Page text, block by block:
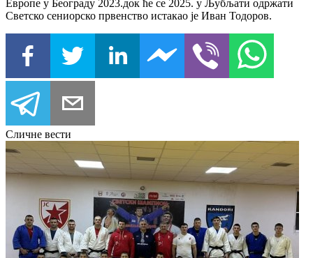
Европе у Београду 2023.док ће се 2025. у Љубљати одржати
Светско сениорско првенство истакао је Иван Тодоров.
Сличне вести